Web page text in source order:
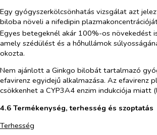
Egy gyógyszerkölcsönhatás vizsgálat azt
biloba növeli a nifedipin
Egyes betegeknél akár 100%-os növekedést
amely szédülést és a hőhullámok
okozta.
Nem ajánlott a Ginkgo bilobát tartalmazó
efavirenz egyidejű alkalmazása. Az efavirenz
csökkenhet a CYP3A4 enzim indukciója miatt
4.6 Termékenység, terhesség és szoptatás
Terhesség